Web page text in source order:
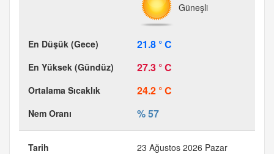
Güneşli
21.8 ° C
27.3 ° C
24.2 ° C
% 57
23 Ağustos 2026 Pazar